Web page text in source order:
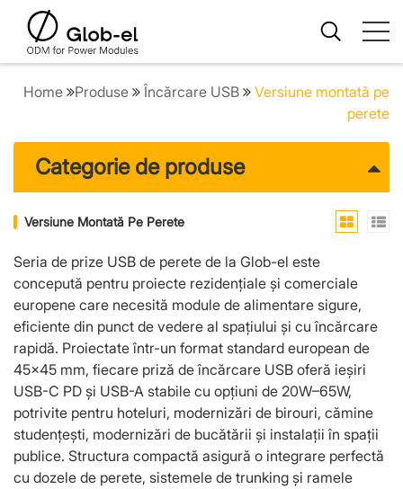
Home Produse Încărcare USB
Versiune montată pe
perete
Categorie de produse
Versiune Montată Pe Perete
Seria de prize USB de perete de la Glob-el este
concepută pentru proiecte rezidențiale și comerciale
europene care necesită module de alimentare sigure,
eficiente din punct de vedere al spațiului și cu încărcare
rapidă. Proiectate într-un format standard european de
45×45 mm, fiecare priză de încărcare USB oferă ieșiri
USB-C PD și USB-A stabile cu opțiuni de 20W–65W,
potrivite pentru hoteluri, modernizări de birouri, cămine
studențești, modernizări de bucătării și instalații în spații
publice. Structura compactă asigură o integrare perfectă
cu dozele de perete, sistemele de trunking și ramele